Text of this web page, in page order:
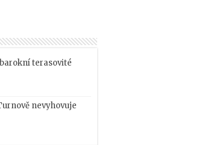
terasovité
nevyhovuje